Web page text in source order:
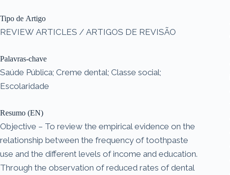
Tipo de Artigo
REVIEW ARTICLES / ARTIGOS DE REVISÃO
Palavras-chave
Saúde Pública; Creme dental; Classe social;
Escolaridade
Resumo (EN)
Objective – To review the empirical evidence on the
relationship between the frequency of toothpaste
use and the different levels of income and education.
Through the observation of reduced rates of dental